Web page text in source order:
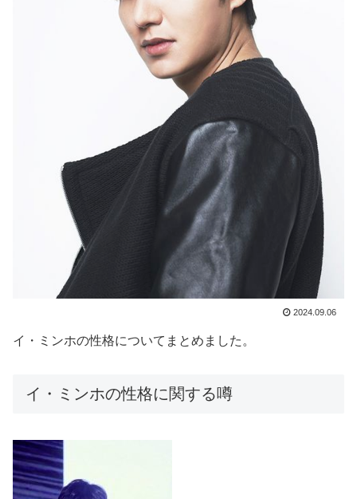
2024.09.06
イ・ミンホの性格についてまとめました。
イ・ミンホの性格に関する噂